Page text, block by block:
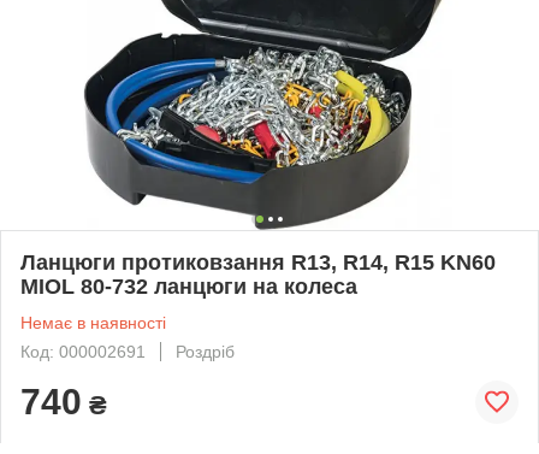
Ланцюги протиковзання R13, R14, R15 KN60
MIOL 80-732 ланцюги на колеса
Немає в наявності
Код: 000002691
Роздріб
740 ₴